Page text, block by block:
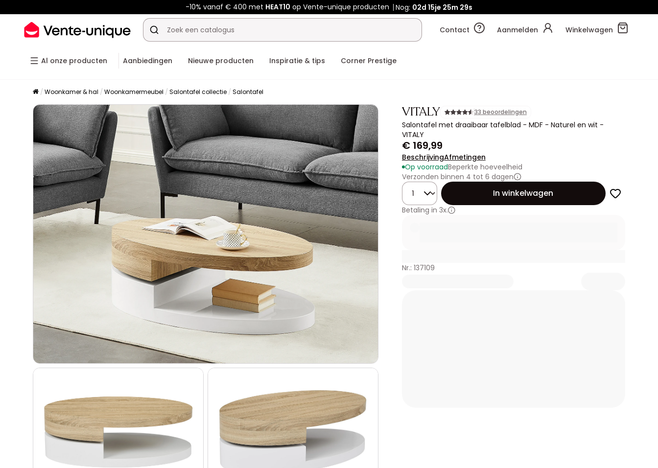
-10% vanaf € 400 met HEAT10 op Vente-unique producten Nog: 02d 15je 25m 27s
Contact Aanmelden Winkelwagen
Al onze producten Aanbiedingen Nieuwe producten Inspiratie & tips Corner Prestige
Woonkamer & hal Woonkamermeubel Salontafel collectie Salontafel
VITALY 33 beoordelingen
Salontafel met draaibaar tafelblad - MDF - Naturel en wit -
VITALY
€ 169,99
BeschrijvingAfmetingen
Op voorraadBeperkte hoeveelheid
Verzonden binnen 4 tot 6 dagen
Hoeveelheid
In winkelwagen
Betaling in 3x.
Nr.: 137109